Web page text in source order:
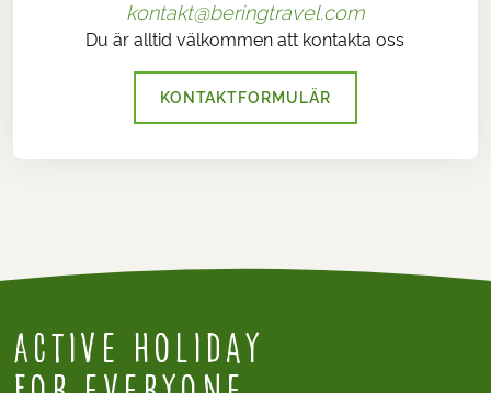
kontakt@beringtravel.com
Du är alltid välkommen att kontakta oss
KONTAKTFORMULÄR
Active holiday